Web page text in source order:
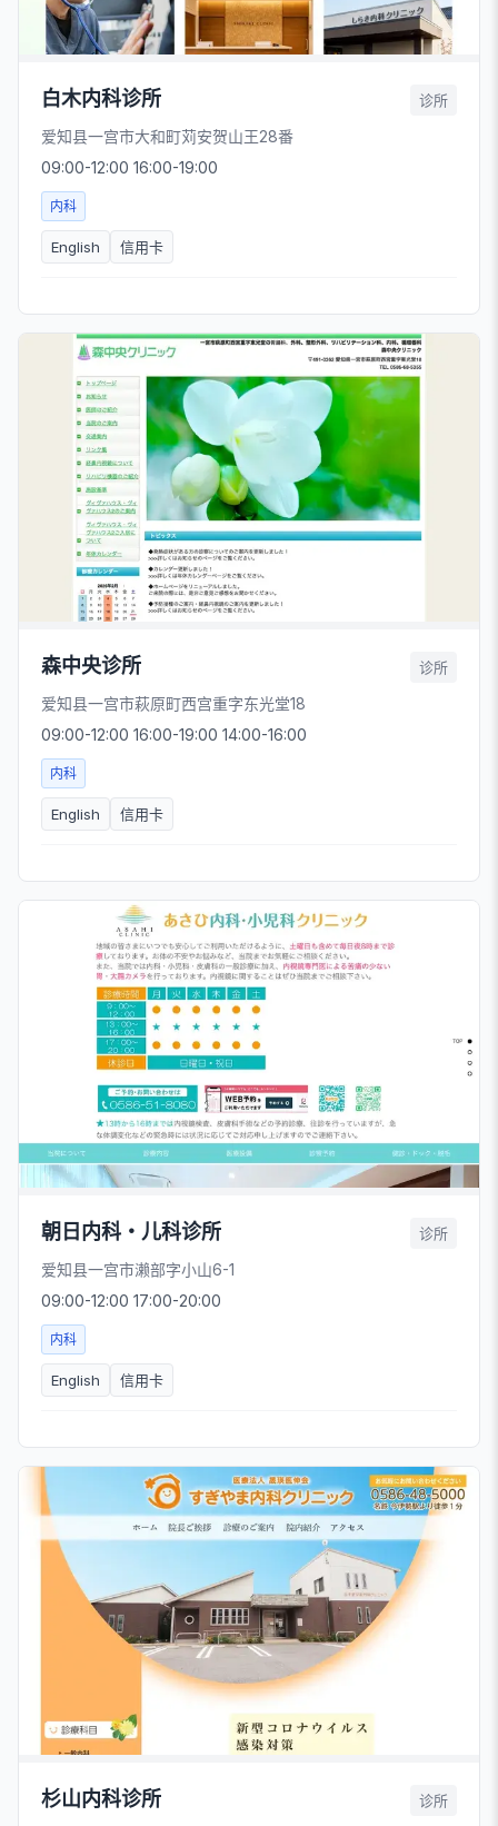
白木内科诊所 诊所
爱知县一宫市大和町苅安贺山王28番
09:00-12:00 16:00-19:00
内科
English 信用卡
森中央诊所 诊所
爱知县一宫市萩原町西宫重字东光堂18
09:00-12:00 16:00-19:00 14:00-16:00
内科
English 信用卡
朝日内科・儿科诊所 诊所
爱知县一宫市濑部字小山6-1
09:00-12:00 17:00-20:00
内科
English 信用卡
杉山内科诊所 诊所